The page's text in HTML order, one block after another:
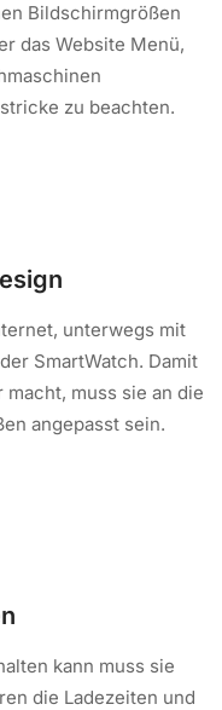
Bildschirmgrößen
das Website Menü,
zu beachten.
unterwegs mit
SmartWatch. Damit
muss sie an die
angepasst sein.
kann muss sie
die Ladezeiten und